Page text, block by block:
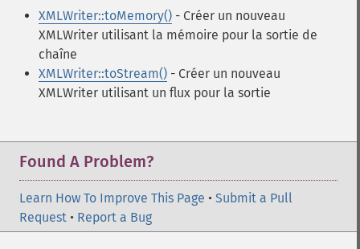
XMLWriter::toMemory() - Créer un nouveau
XMLWriter utilisant la mémoire pour la sortie de
chaîne
XMLWriter::toStream() - Créer un nouveau
XMLWriter utilisant un flux pour la sortie
Found A Problem?
Learn How To Improve This Page • Submit a Pull
Request • Report a Bug